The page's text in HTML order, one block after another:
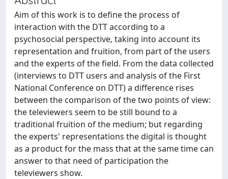
Aim of this work is to define the process of
interaction with the DTT according to a
psychosocial perspective, taking into account its
representation and fruition, from part of the users
and the experts of the field. From the data collected
(interviews to DTT users and analysis of the First
National Conference on DTT) a difference rises
between the comparison of the two points of view:
the televiewers seem to be still bound to a
traditional fruition of the medium; but regarding
the experts' representations the digital is thought
as a product for the mass that at the same time can
answer to that need of participation the
televiewers show.